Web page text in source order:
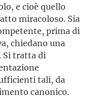
e cioè quello
miracoloso. Sia
prima di
chiedano una
Si tratta di
tali, da
canonico.